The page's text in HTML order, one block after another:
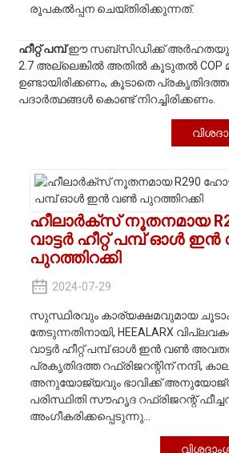
രൂപകൽപ്പന ചെയ്തിരിക്കുന്നത്.
ഹീറ്റ് പമ്പ്ഈ സബ്‌സിഡിക്ക്
2.7 അല്ലെങ്കിൽ അതിൽ കൂടുതൽ COP
ഉണ്ടായിരിക്കണം, കൂടാതെ
പദാർത്ഥങ്ങൾ കൊണ്ട് നിറച്ചിരിക്കണം.
ഹീലാർക്സ് നൂതനമായ
വാട്ടർ ഹീറ്റ് പമ്പ് ഓൾ
പുറത്തിറക്കി
2024-07-29
സുസ്ഥിരവും കാര്യക്ഷമവുമായ
തേടുന്നതിനായി, HEEALARX
വാട്ടർ ഹീറ്റ് പമ്പ് ഓൾ ഇൻ വൺ
പ്രകൃതിദത്ത റഫ്രിജറന്റിന് നന്ദി,
അനുയോജ്യവും ഭാവിക്ക്
പരിസ്ഥിതി സൗഹൃദ റഫ്രിജറന്റ്
അംഗീകരിക്കപ്പെടുന്നു...